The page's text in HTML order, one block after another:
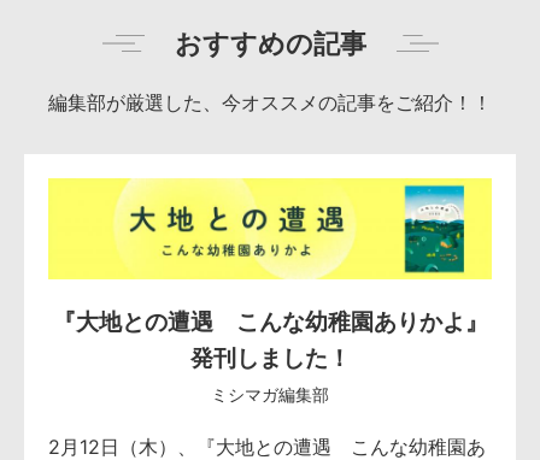
おすすめの記事
編集部が厳選した、今オススメの記事をご紹介！！
『大地との遭遇 こんな幼稚園ありかよ』
発刊しました！
ミシマガ編集部
2月12日（木）、『大地との遭遇 こんな幼稚園あ